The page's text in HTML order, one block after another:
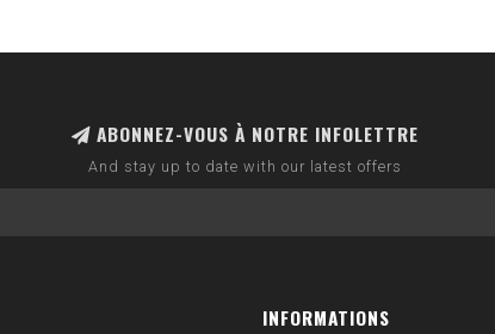
ABONNEZ-VOUS À NOTRE INFOLETTRE
And stay up to date with our latest offers
INFORMATIONS